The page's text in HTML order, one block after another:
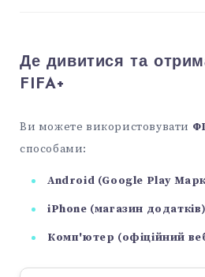
Де дивитися та
FIFA+
Ви можете використовувати
способами:
Android (Google Play
iPhone (магазин додатків)
Комп'ютер (офіційний